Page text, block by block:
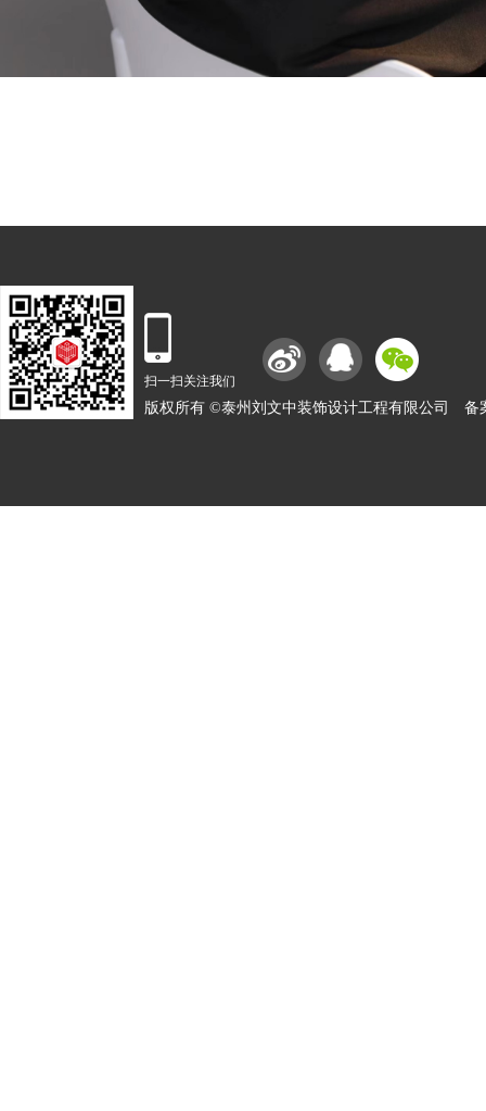
扫一扫关注我们
版权所有 ©泰州刘文中装饰设计工程有限公司 备